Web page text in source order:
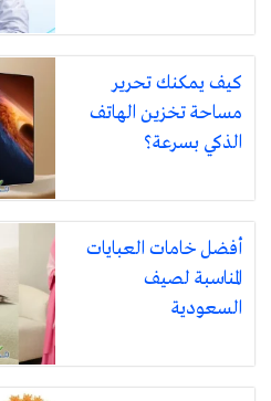
كيف يمكنك تحرير
مساحة تخزين الهاتف
الذكي بسرعة؟
أفضل خامات العبايات
المناسبة لصيف
السعودية